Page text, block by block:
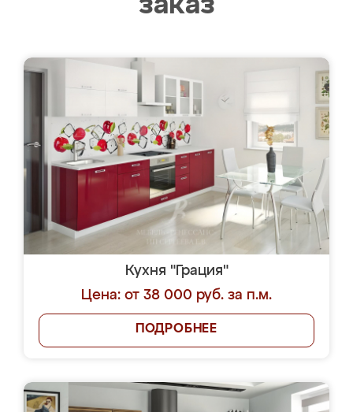
Кухня "Грация"
Цена: от 38 000 руб. за п.м.
ПОДРОБНЕЕ